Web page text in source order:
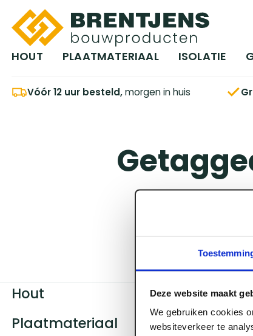
Deze website maakt
We gebruiken cookies
websiteverkeer te
Ga naar hoofdinhoud
HOUT PLAATMATERIAAL ISOLATIE
Vóór 12 uur besteld,morgen in huis
Hout
Plaatmateriaal